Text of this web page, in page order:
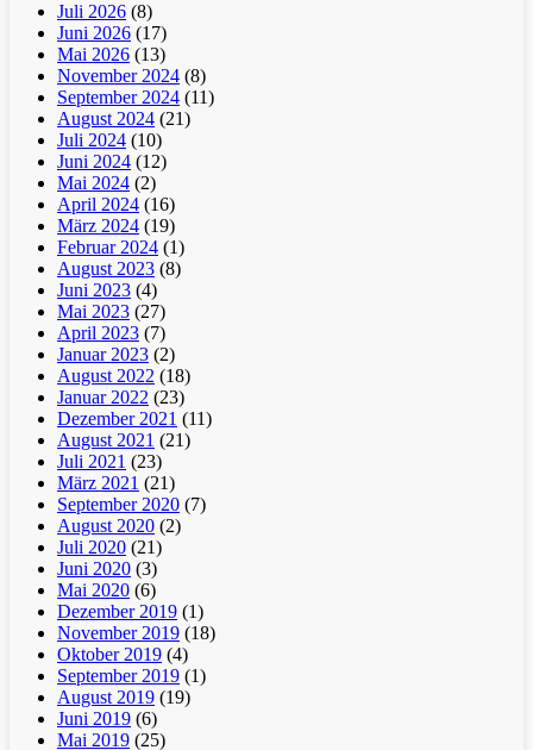
Juli 2026 (8)
Juni 2026 (17)
Mai 2026 (13)
November 2024 (8)
September 2024 (11)
August 2024 (21)
Juli 2024 (10)
Juni 2024 (12)
Mai 2024 (2)
April 2024 (16)
März 2024 (19)
Februar 2024 (1)
August 2023 (8)
Juni 2023 (4)
Mai 2023 (27)
April 2023 (7)
Januar 2023 (2)
August 2022 (18)
Januar 2022 (23)
Dezember 2021 (11)
August 2021 (21)
Juli 2021 (23)
März 2021 (21)
September 2020 (7)
August 2020 (2)
Juli 2020 (21)
Juni 2020 (3)
Mai 2020 (6)
Dezember 2019 (1)
November 2019 (18)
Oktober 2019 (4)
September 2019 (1)
August 2019 (19)
Juni 2019 (6)
Mai 2019 (25)